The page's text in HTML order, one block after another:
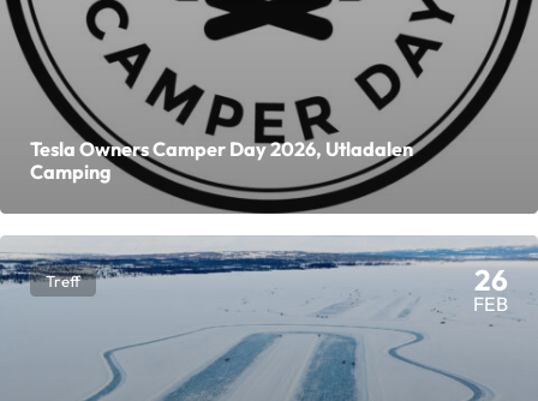
Tesla Owners Camper Day 2026, Utladalen
Camping
Treff 26
FEB